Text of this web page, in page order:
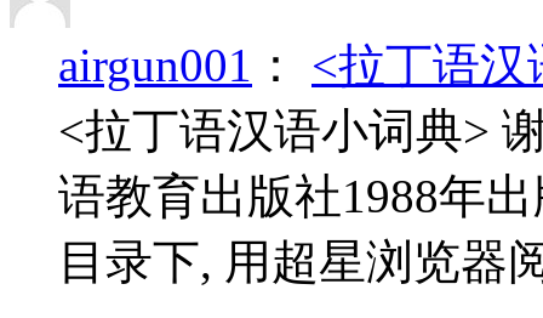
airgun001 ： <拉丁语
<拉丁语汉语小词典>
语教育出版社1988年
目录下, 用超星浏览器